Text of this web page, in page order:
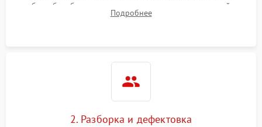
работы барабанчиков ввода поправок, кольца отстройки
параллакса и зума. Выявление сколов, внутренних
Подробнее
2. Разборка и дефектовка